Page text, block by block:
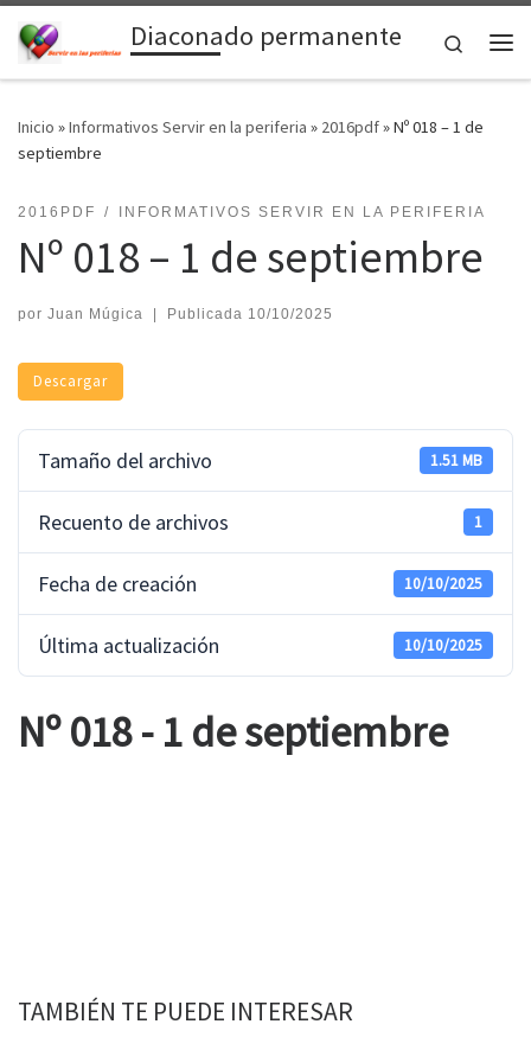
Saltar al contenidoDiaconado permanente
Search
Inicio »Informativos Servir en la periferia » 2016pdf»Nº 018 – 1 de
septiembre
2016PDF INFORMATIVOS SERVIR EN LA PERIFERIA
Nº 018 – 1 de septiembre
por Juan Múgica | Publicada 10/10/2025
Descargar
Tamaño del archivo 1.51 MB
Recuento de archivos 1
Fecha de creación 10/10/2025
Última actualización 10/10/2025
Nº 018 - 1 de septiembre
TAMBIÉN TE PUEDE INTERESAR